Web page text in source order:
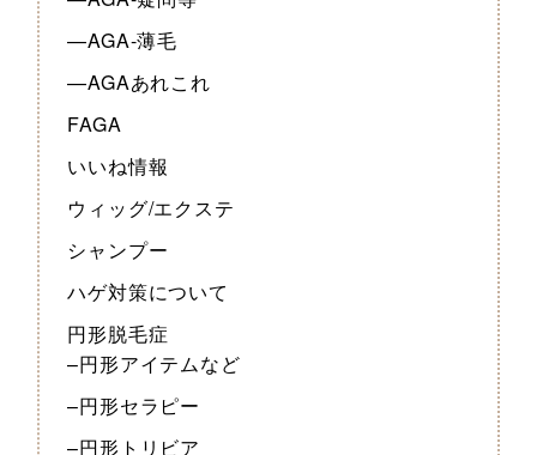
—AGA-薄毛
—AGAあれこれ
FAGA
いいね情報
ウィッグ/エクステ
シャンプー
ハゲ対策について
円形脱毛症
–円形アイテムなど
–円形セラピー
–円形トリビア